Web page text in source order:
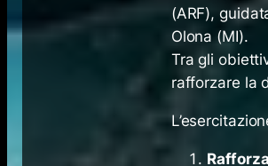
(ARF),
Olona (MI).
Tra gli
rafforzare la